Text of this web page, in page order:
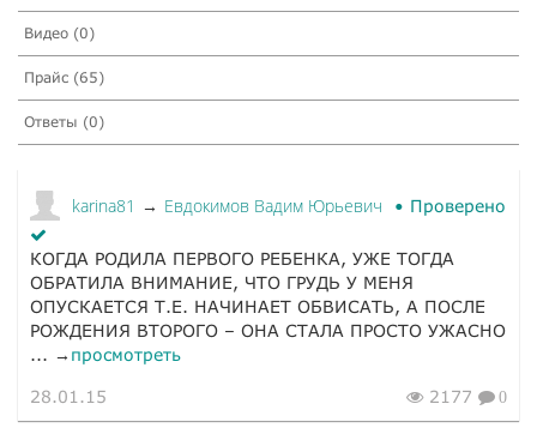
Видео (0)
Прайс (65)
Ответы (0)
karina81 → Евдокимов Вадим Юрьевич Проверено
КОГДА РОДИЛА ПЕРВОГО РЕБЕНКА, УЖЕ ТОГДА
ОБРАТИЛА ВНИМАНИЕ, ЧТО ГРУДЬ У МЕНЯ
ОПУСКАЕТСЯ Т.Е. НАЧИНАЕТ ОБВИСАТЬ, А ПОСЛЕ
РОЖДЕНИЯ ВТОРОГО – ОНА СТАЛА ПРОСТО УЖАСНО
... → просмотреть
28.01.15 2177 0